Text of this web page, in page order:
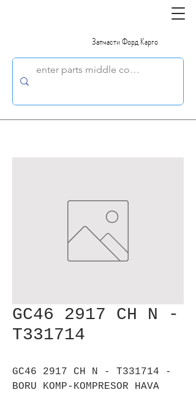
Запчасти Форд Карго
GC46 2917 CH N -
T331714
GC46 2917 CH N - T331714 -
BORU KOMP-KOMPRESOR HAVA